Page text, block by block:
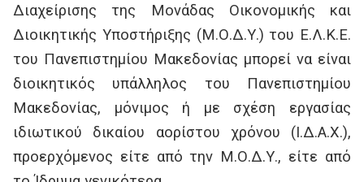
Διαχείρισης της Μονάδας Οικονομικής και
Διοικητικής Υποστήριξης (Μ.Ο.Δ.Υ.) του Ε.Λ.Κ.Ε.
του Πανεπιστημίου Μακεδονίας μπορεί να είναι
διοικητικός υπάλληλος του Πανεπιστημίου
Μακεδονίας, μόνιμος ή με σχέση εργασίας
ιδιωτικού δικαίου αορίστου χρόνου (Ι.Δ.Α.Χ.),
προερχόμενος είτε από την Μ.Ο.Δ.Υ., είτε από